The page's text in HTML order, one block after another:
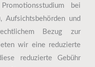
bei
Aufsichtsbehörden und
Bezug zur
wir eine reduzierte
reduzierte Gebühr